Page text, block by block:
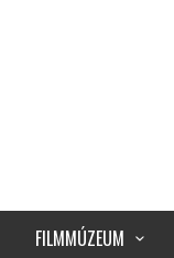
FILMMÚZEUM